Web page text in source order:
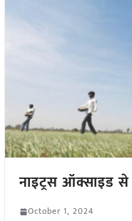
नाइट्रस ऑक्साइड
October 1, 2024